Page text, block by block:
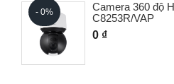
- 0%
Camera 360 độ
C8253R/VAP
0 ₫